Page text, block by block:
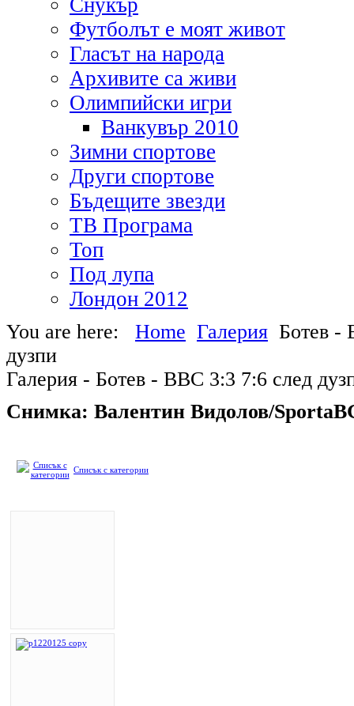
Снукър
Футболът е моят живот
Гласът на народа
Архивите са живи
Олимпийски игри
Ванкувър 2010
Зимни спортове
Други спортове
Бъдещите звезди
ТВ Програма
Топ
Под лупа
Лондон 2012
You are here: Home Галерия Ботев -
дузпи
Галерия - Ботев - ВВС 3:3 7:6 след
Снимка: Валентин Видолов/
Списък с категории